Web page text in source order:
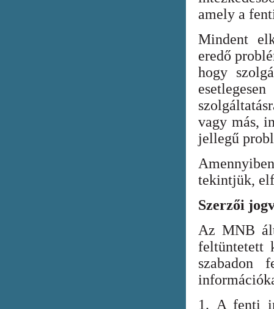
amely a
Mindent
eredő
hogy
vagy más,
jellegű
tekintjük,
Szerzői
Az MNB
feltüntetett
szabadon
1. A fenti